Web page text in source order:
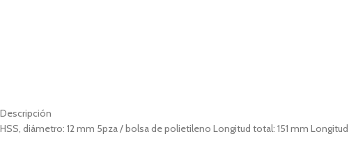
Descripción
HSS, diámetro: 12 mm 5pza / bolsa de polietileno Longitud total: 151 mm